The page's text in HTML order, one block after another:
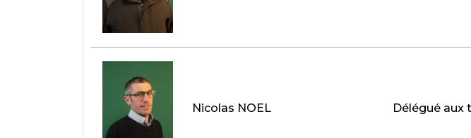
Nicolas NOEL Délégué aux